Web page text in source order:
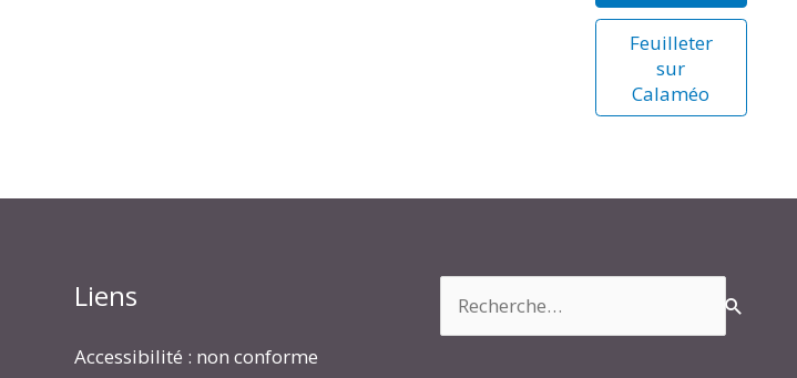
Feuilleter
sur
Calaméo
Liens
Accessibilité : non conforme